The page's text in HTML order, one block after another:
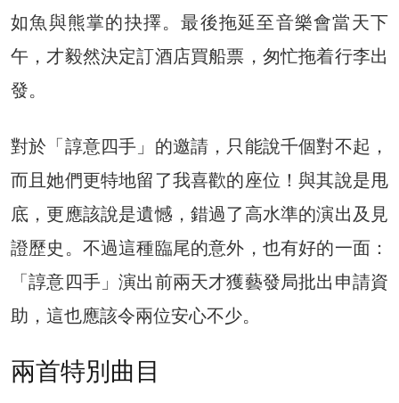
如魚與熊掌的抉擇。最後拖延至音樂會當天下
午，才毅然決定訂酒店買船票，匆忙拖着行李出
發。
對於「諄意四手」的邀請，只能說千個對不起，
而且她們更特地留了我喜歡的座位！與其說是甩
底，更應該說是遺憾，錯過了高水準的演出及見
證歷史。不過這種臨尾的意外，也有好的一面：
「諄意四手」演出前兩天才獲藝發局批出申請資
助，這也應該令兩位安心不少。
兩首特別曲目